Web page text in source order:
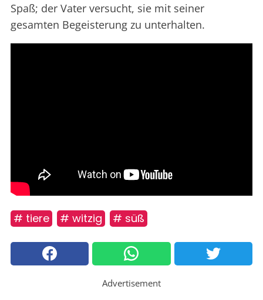
Spaß; der Vater versucht, sie mit seiner
gesamten Begeisterung zu unterhalten.
# tiere # witzig # süß
Advertisement